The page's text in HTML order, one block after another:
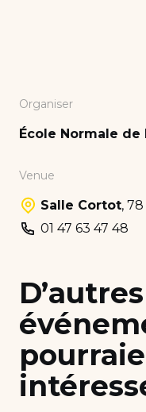
Organiser
École Normale
Venue
Salle Cortot, 78
01 47 63 47 48
D’autres